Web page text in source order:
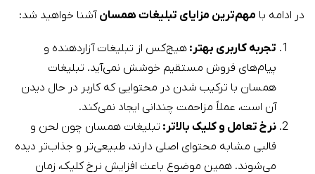
در ادامه با مهم‌ترین مزایای تبلیغات همسان آشنا خواهید شد:
تجربه کاربری بهتر: هیچ‌کس از تبلیغات آزاردهنده و
پیام‌های فروش مستقیم خوشش نمی‌آید. تبلیغات
همسان با ترکیب شدن در محتوایی که کاربر در حال دیدن
آن است، عملاً مزاحمت چندانی ایجاد نمی‌کند.
نرخ تعامل و کلیک بالاتر: تبلیغات همسان چون لحن و
قالبی مشابه محتوای اصلی دارند، طبیعی‌تر و جذاب‌تر دیده
می‌شوند. همین موضوع باعث افزایش نرخ کلیک، زمان